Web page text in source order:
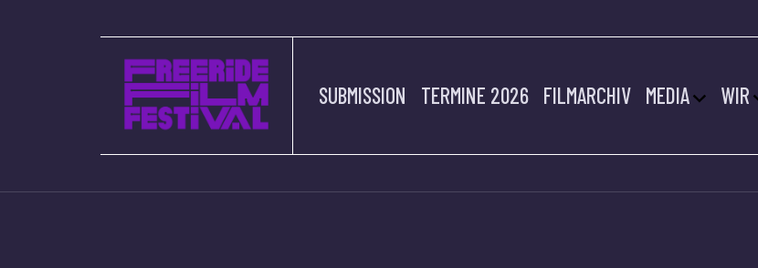
SUBMISSION TERMINE 2026 FILMARCHIV MEDIA WIR